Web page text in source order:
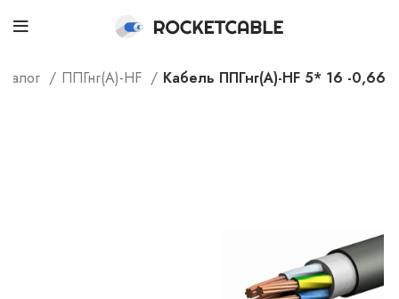
ППГнг(А)-HF Кабель ППГнг(А)-HF 5* 16 -0,66